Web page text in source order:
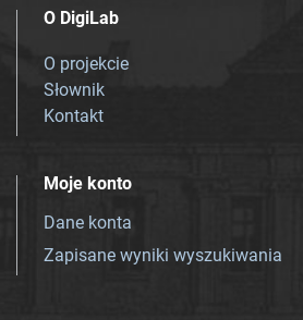
O DigiLab
O projekcie
Słownik
Kontakt
Moje konto
Dane konta
Zapisane wyniki wyszukiwania